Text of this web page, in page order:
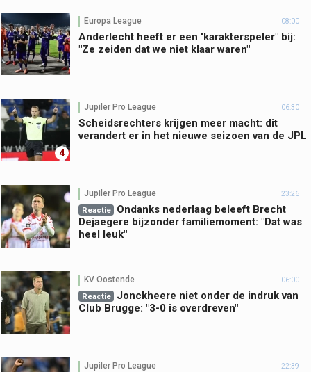
Europa League 08:00
Anderlecht heeft er een 'karakterspeler" bij:
"Ze zeiden dat we niet klaar waren"
4
Jupiler Pro League 06:30
Scheidsrechters krijgen meer macht: dit
verandert er in het nieuwe seizoen van de JPL
Jupiler Pro League 23:26
Reactie
Ondanks nederlaag beleeft Brecht
Dejaegere bijzonder familiemoment: "Dat was
heel leuk"
KV Oostende 06:00
Reactie
Jonckheere niet onder de indruk van
Club Brugge: "3-0 is overdreven"
Jupiler Pro League 22:39